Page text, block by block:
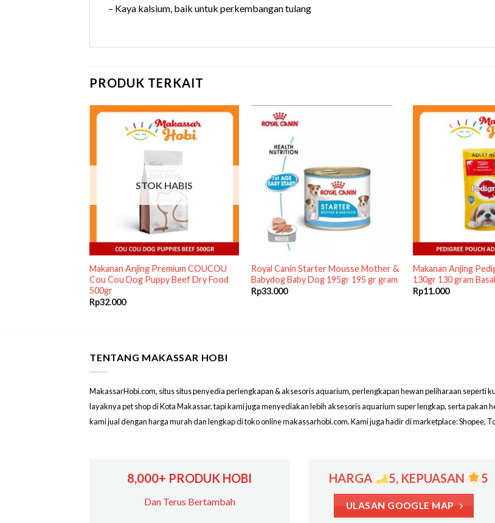
– Kaya kalsium, baik untuk perkembangan tulang
PRODUK TERKAIT
STOK HABIS
Makanan Anjing Premium COUCOU
Cou Cou Dog Puppy Beef Dry Food
500gr
Rp32.000
Royal Canin Starter Mousse Mother &
Babydog Baby Dog 195gr 195 gr gram
Rp33.000
Makanan Anjing
130gr 130 gram
Rp11.000
TENTANG MAKASSAR HOBI
MakassarHobi.com, situs situs penyedia perlengkapan & aksesoris aquarium, perlengkapan hewan peliharaan seperti
layaknya pet shop di Kota Makassar, tapi kami juga menyediakan lebih aksesoris aquarium super lengkap, serta pakan
kami jual dengan harga murah dan lengkap di toko online makassarhobi.com. Kami juga hadir di marketplace: Shopee,
8,000+ PRODUK HOBI
Dan Terus Bertambah
HARGA 5, KEPUASAN 5
ULASAN GOOGLE MAP